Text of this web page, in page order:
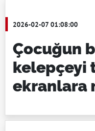
2026-02-07 01:08:00
Çocuğun
kelepçeyi
ekranlara